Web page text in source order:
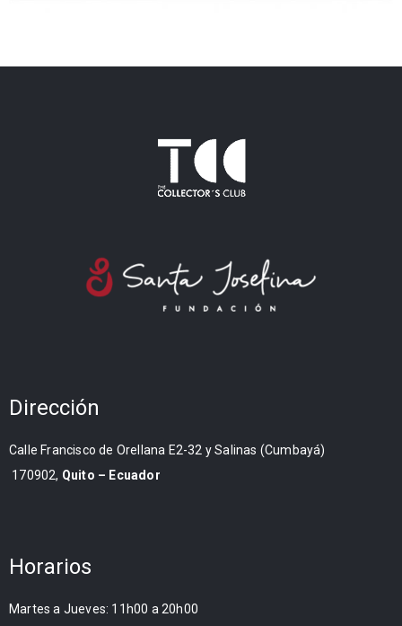
Dirección
Calle Francisco de Orellana E2-32 y Salinas (Cumbayá)
170902, Quito – Ecuador
Horarios
Martes a Jueves: 11h00 a 20h00